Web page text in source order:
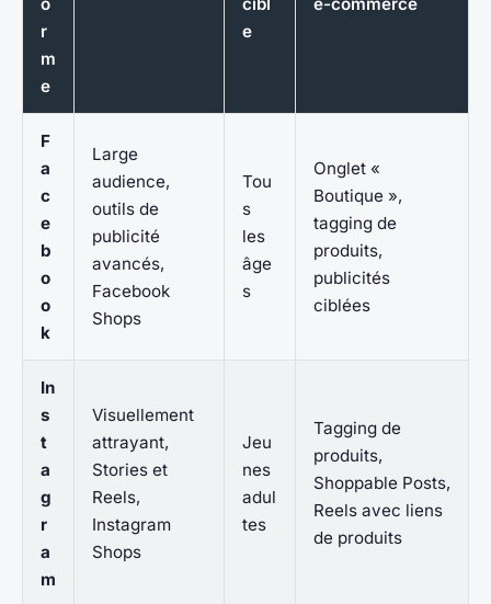
r
m
e
e
F
a
c
e
b
o
o
k
Large
audience,
outils de
publicité
avancés,
Facebook
Shops
Tou
s
les
âge
s
Onglet «
Boutique »,
tagging de
produits,
publicités
ciblées
In
s
t
a
g
r
a
m
Visuellement
attrayant,
Stories et
Reels,
Instagram
Shops
Jeu
nes
adul
tes
Tagging de
produits,
Shoppable Posts,
Reels avec liens
de produits